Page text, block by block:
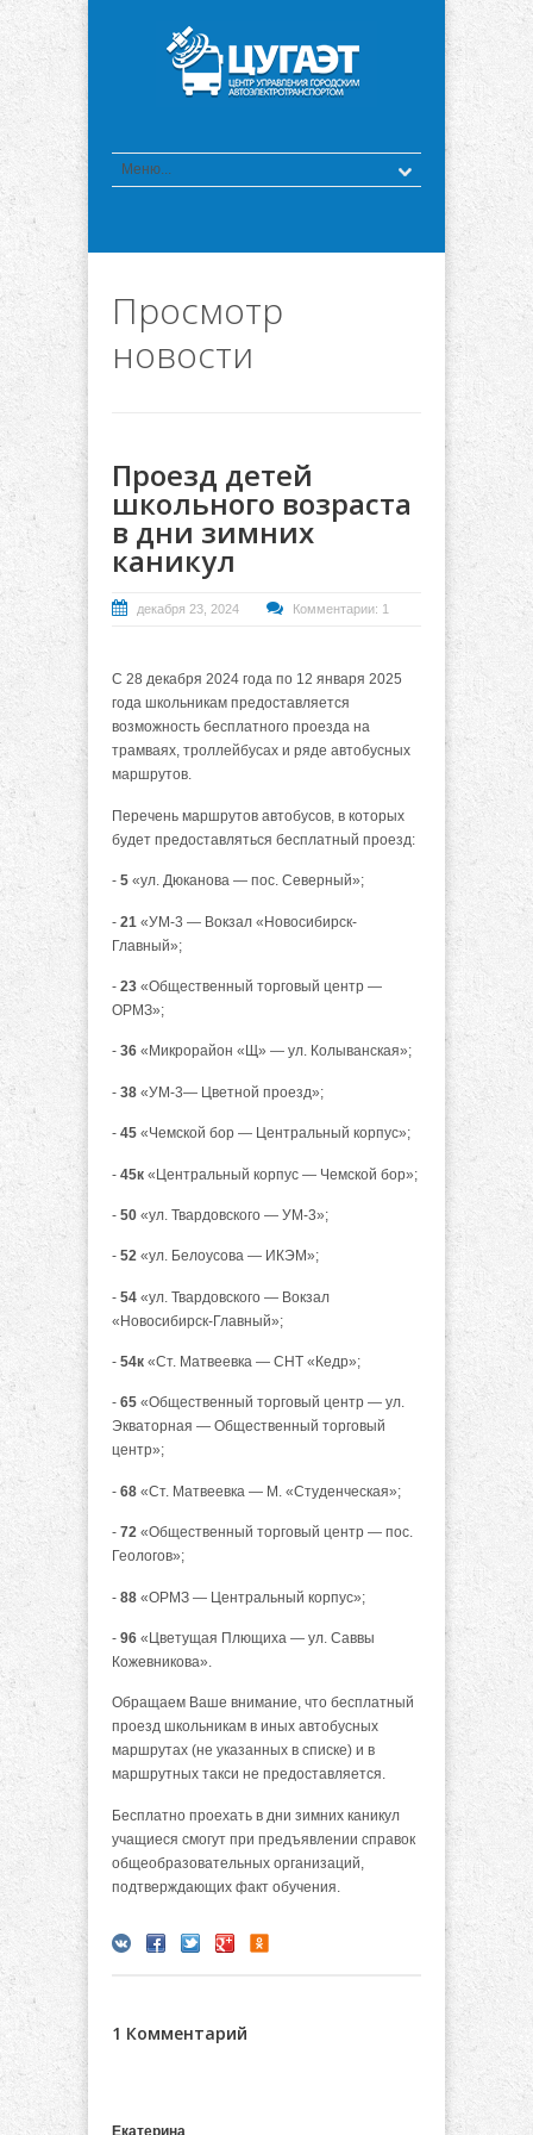
Просмотр
новости
Проезд детей
школьного возраста
в дни зимних
каникул
декабря 23, 2024 Комментарии: 1
С 28 декабря 2024 года по 12 января 2025
года школьникам предоставляется
возможность бесплатного проезда на
трамваях, троллейбусах и ряде автобусных
маршрутов.
Перечень маршрутов автобусов, в которых
будет предоставляться бесплатный проезд:
- 5 «ул. Дюканова — пос. Северный»;
- 21 «УМ-3 — Вокзал «Новосибирск-
Главный»;
- 23 «Общественный торговый центр —
ОРМЗ»;
- 36 «Микрорайон «Щ» — ул. Колыванская»;
- 38 «УМ-3— Цветной проезд»;
- 45 «Чемской бор — Центральный корпус»;
- 45к «Центральный корпус — Чемской бор»;
- 50 «ул. Твардовского — УМ-3»;
- 52 «ул. Белоусова — ИКЭМ»;
- 54 «ул. Твардовского — Вокзал
«Новосибирск-Главный»;
- 54к «Ст. Матвеевка — СНТ «Кедр»;
- 65 «Общественный торговый центр — ул.
Экваторная — Общественный торговый
центр»;
- 68 «Ст. Матвеевка — М. «Студенческая»;
- 72 «Общественный торговый центр — пос.
Геологов»;
- 88 «ОРМЗ — Центральный корпус»;
- 96 «Цветущая Плющиха — ул. Саввы
Кожевникова».
Обращаем Ваше внимание, что бесплатный
проезд школьникам в иных автобусных
маршрутах (не указанных в списке) и в
маршрутных такси не предоставляется.
Бесплатно проехать в дни зимних каникул
учащиеся смогут при предъявлении справок
общеобразовательных организаций,
подтверждающих факт обучения.
1 Комментарий
Екатерина